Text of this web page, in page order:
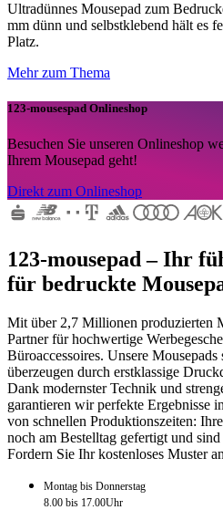
Ultradünnes Mousepad zum
mm dünn und selbstklebend hält es
Platz.
Mehr zum Thema
123-mousespad Onlineshop
Besuchen Sie unseren Onlineshop
Ihrem Mousepad geht!
Direkt zum Onlineshop
123-mousepad – Ihr
für bedruckte
Mit über 2,7 Millionen produzierten
Partner für hochwertige
Büroaccessoires. Unsere
überzeugen durch erstklassige
Dank modernster Technik und
garantieren wir perfekte Ergebnisse
von schnellen Produktionszeiten:
noch am Bestelltag gefertigt und
Fordern Sie Ihr kostenloses Muster
Montag bis Donnerstag
8.00 bis 17.00Uhr